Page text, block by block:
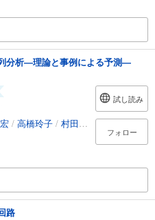
分析―理論と事例による予測―
/ 高橋玲子 / 村田真樹 /渕上美喜/
試し読み
フォロー
路